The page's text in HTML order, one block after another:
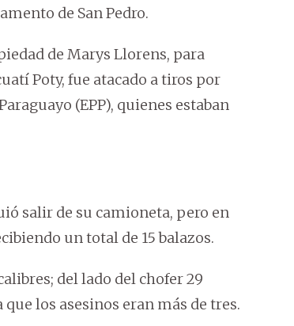
de San Pedro.
de Marys Llorens, para
Poty, fue atacado a tiros por
(EPP), quienes estaban
salir de su camioneta, pero en
un total de 15 balazos.
del lado del chofer 29
los asesinos eran más de tres.